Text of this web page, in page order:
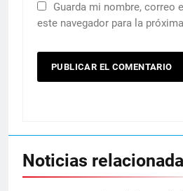
Guarda mi nombre, correo
este navegador para la
Noticias